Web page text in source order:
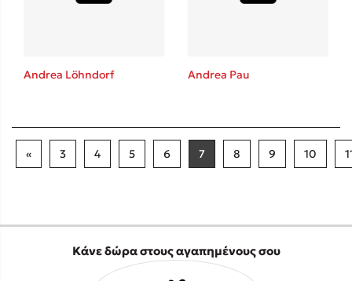
Andrea Löhndorf Andrea Pau
« 3 4 5 6 7 8 9 10
Κάνε δώρα στους αγαπημένους σου